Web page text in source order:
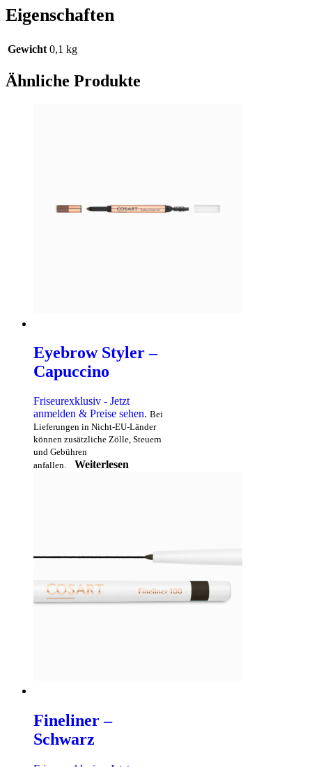
Eigenschaften
Gewicht 0,1 kg
Ähnliche Produkte
Eyebrow Styler –
Capuccino
Friseurexklusiv - Jetzt
anmelden & Preise sehen. Bei
Lieferungen in Nicht-EU-Länder
können zusätzliche Zölle, Steuern
und Gebühren
anfallen.
Weiterlesen
Fineliner –
Schwarz